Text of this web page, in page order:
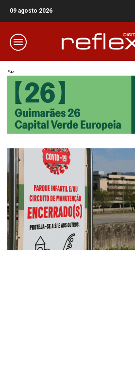
09 agosto 2026
Pub